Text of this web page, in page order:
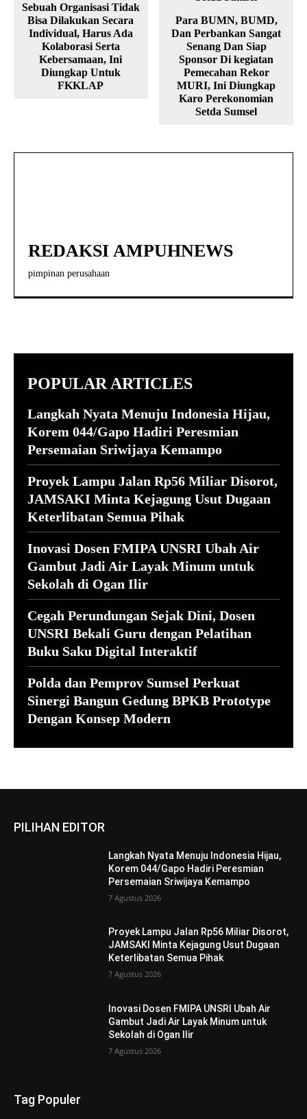
Sebuah Organisasi Tidak
Bisa Dilakukan Secara
Individual, Harus Ada
Kolaborasi Serta
Kebersamaan, Ini
Diungkap Untuk
FKKLAP
Para BUMN, BUMD,
Dan Perbankan Sangat
Senang Dan Siap
Sponsor Di kegiatan
Pemecahan Rekor
MURI, Ini Diungkap
Karo Perekonomian
Setda Sumsel
REDAKSI AMPUHNEWS
pimpinan perusahaan
POPULAR ARTICLES
Langkah Nyata Menuju Indonesia Hijau,
Korem 044/Gapo Hadiri Peresmian
Persemaian Sriwijaya Kemampo
Proyek Lampu Jalan Rp56 Miliar Disorot,
JAMSAKI Minta Kejagung Usut Dugaan
Keterlibatan Semua Pihak
Inovasi Dosen FMIPA UNSRI Ubah Air
Gambut Jadi Air Layak Minum untuk
Sekolah di Ogan Ilir
Cegah Perundungan Sejak Dini, Dosen
UNSRI Bekali Guru dengan Pelatihan
Buku Saku Digital Interaktif
Polda dan Pemprov Sumsel Perkuat
Sinergi Bangun Gedung BPKB Prototype
Dengan Konsep Modern
PILIHAN EDITOR
Langkah Nyata Menuju Indonesia Hijau,
Korem 044/Gapo Hadiri Peresmian
Persemaian Sriwijaya Kemampo
7 Agustus 2026
Proyek Lampu Jalan Rp56 Miliar Disorot,
JAMSAKI Minta Kejagung Usut Dugaan
Keterlibatan Semua Pihak
7 Agustus 2026
Inovasi Dosen FMIPA UNSRI Ubah Air
Gambut Jadi Air Layak Minum untuk
Sekolah di Ogan Ilir
7 Agustus 2026
Tag Populer